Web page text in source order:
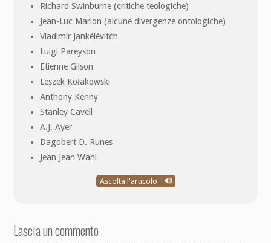
Richard Swinburne (critiche teologiche)
Jean-Luc Marion (alcune divergenze ontologiche)
Vladimir Jankélévitch
Luigi Pareyson
Etienne Gilson
Leszek Kołakowski
Anthony Kenny
Stanley Cavell
A.J. Ayer
Dagobert D. Runes
Jean Jean Wahl
Ascolta l'articolo
Lascia un commento